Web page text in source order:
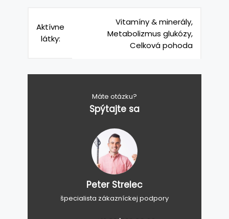
Aktívne
látky:
Vitamíny & minerály,
Metabolizmus glukózy,
Celková pohoda
Máte otázku?
Spýtajte sa
Peter Strelec
špecialista zákazníckej podpory